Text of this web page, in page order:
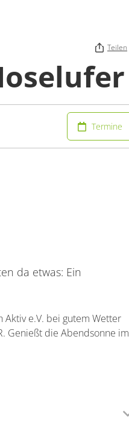
Teilen
Termine
da etwas: Ein
e.V. bei gutem Wetter
Genießt die Abendsonne im